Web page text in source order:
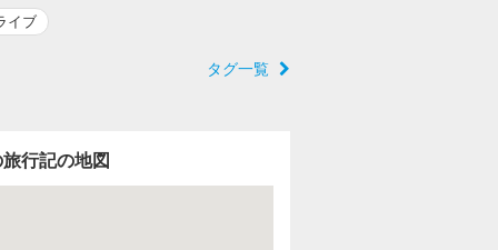
イブ
タグ一覧
行記の地図